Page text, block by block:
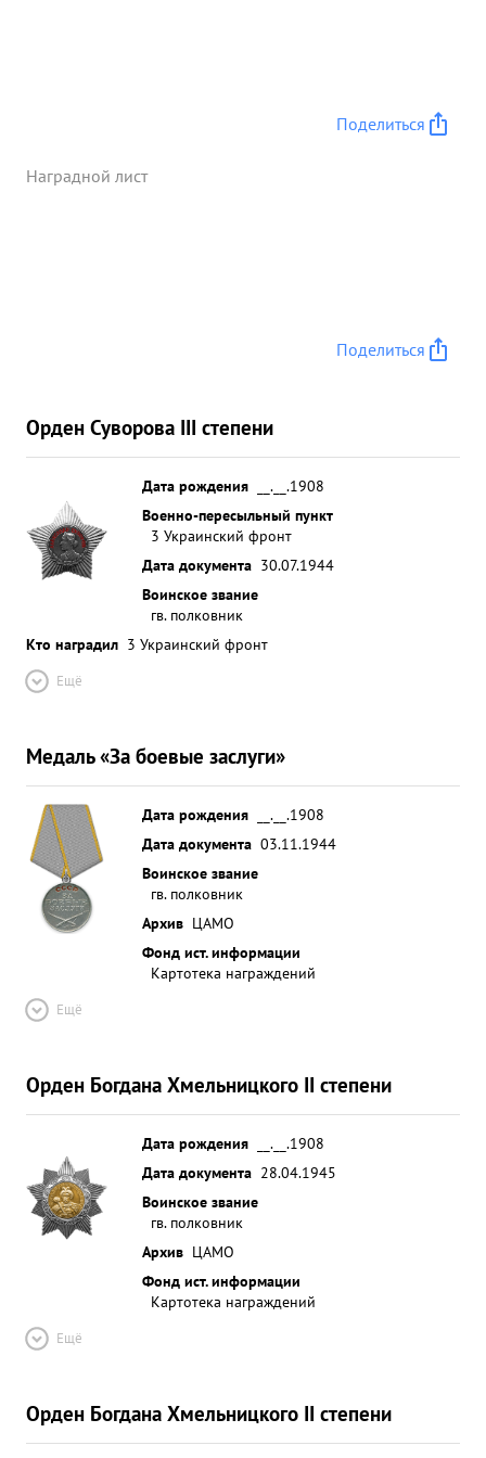
Поделиться
Наградной лист
Поделиться
Орден Суворова III степени
Дата рождения
__.__.1908
Военно-пересыльный пункт
3 Украинский фронт
Дата документа 30.07.1944
Воинское звание
гв. полковник
Кто наградил 3 Украинский фронт
Ещё
Медаль «За боевые заслуги»
Дата рождения
__.__.1908
Дата документа 03.11.1944
Воинское звание
гв. полковник
Архив ЦАМО
Фонд ист. информации
Картотека награждений
Ещё
Орден Богдана Хмельницкого II степени
Дата рождения
__.__.1908
Дата документа 28.04.1945
Воинское звание
гв. полковник
Архив ЦАМО
Фонд ист. информации
Картотека награждений
Ещё
Орден Богдана Хмельницкого II степени